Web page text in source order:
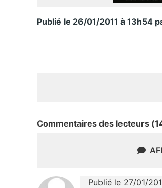
Publié le 26/01/2011 à 13h54
Commentaires des lecteurs
Publié le 27/01/